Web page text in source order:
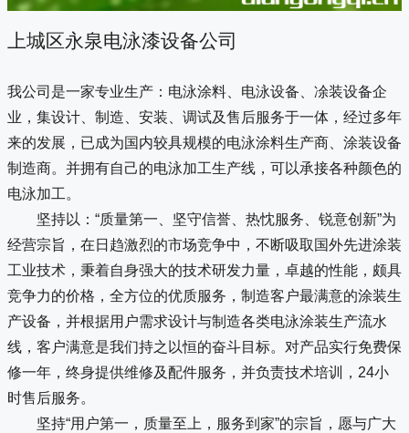
上城区永泉电泳漆设备公司
我公司是一家专业生产：电泳涂料、电泳设备、凃装设备企
业，集设计、制造、安装、调试及售后服务于一体，经过多年
来的发展，已成为国内较具规模的电泳涂料生产商、涂装设备
制造商。并拥有自己的电泳加工生产线，可以承接各种颜色的
电泳加工。
坚持以：“质量第一、坚守信誉、热忱服务、锐意创新”为
经营宗旨，在日趋激烈的市场竞争中，不断吸取国外先进涂装
工业技术，秉着自身强大的技术研发力量，卓越的性能，颇具
竞争力的价格，全方位的优质服务，制造客户最满意的涂装生
产设备，并根据用户需求设计与制造各类电泳涂装生产流水
线，客户满意是我们持之以恒的奋斗目标。对产品实行免费保
修一年，终身提供维修及配件服务，并负责技术培训，24小
时售后服务。
坚持“用户第一，质量至上，服务到家”的宗旨，愿与广大